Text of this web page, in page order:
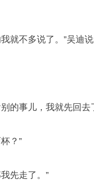
就不多说了。”吴迪说
的事儿，我就先回去
？”
先走了。”